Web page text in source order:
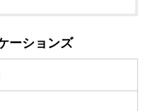
ーションズ